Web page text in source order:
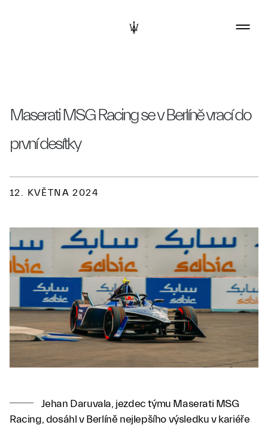
Maserati MSG Racing se v Berlíně vrací do
první desítky
12. KVĚTNA 2024
Jehan Daruvala, jezdec týmu Maserati MSG
Racing, dosáhl v Berlíně nejlepšího výsledku v kariéře